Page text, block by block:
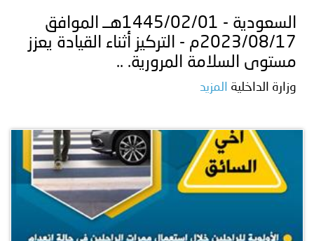
السعودية - 1445/02/01هــ الموافق
2023/08/17م - التركيز أثناء القيادة يعزز
مستوى السلامة المرورية. ..
وزارة الداخلية المزيد